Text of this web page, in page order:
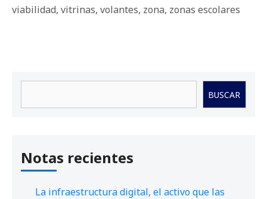
viabilidad, vitrinas, volantes, zona, zonas escolares
BUSCAR
Notas recientes
La infraestructura digital, el activo que las